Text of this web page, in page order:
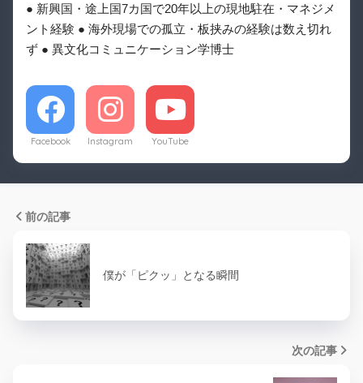
● 新興国・途上国7カ国で20年以上の現地駐在・マネジメ
ント経験 ● 海外現場での孤立・板挟みの経験は数え切れ
ず ● 異文化コミュニケーション学博士
Facebook Instagram YouTube
前の記事
僕が「ピクッ」となる瞬間
次の記事